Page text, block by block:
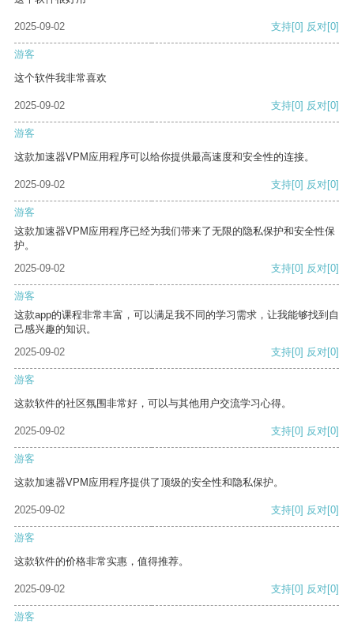
2025-09-02 支持[0] 反对[0]
游客
这个软件我非常喜欢
2025-09-02 支持[0] 反对[0]
游客
这款加速器VPM应用程序可以给你提供最高速度和安全性的连接。
2025-09-02 支持[0] 反对[0]
游客
这款加速器VPM应用程序已经为我们带来了无限的隐私保护和安全性保
护。
2025-09-02
支持[0] 反对[0]
游客
这款app的课程非常丰富，可以满足我不同的学习需求，让我能够找到自
己感兴趣的知识。
2025-09-02
支持[0] 反对[0]
游客
这款软件的社区氛围非常好，可以与其他用户交流学习心得。
2025-09-02 支持[0] 反对[0]
游客
这款加速器VPM应用程序提供了顶级的安全性和隐私保护。
2025-09-02 支持[0] 反对[0]
游客
这款软件的价格非常实惠，值得推荐。
2025-09-02 支持[0] 反对[0]
游客